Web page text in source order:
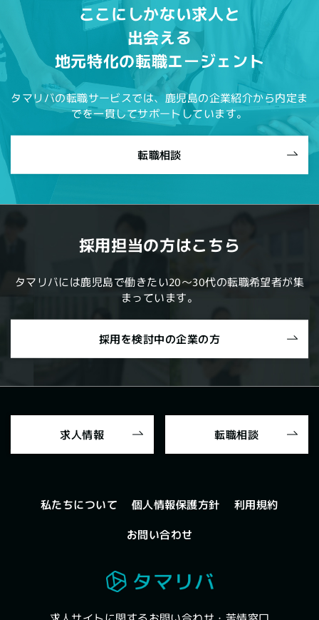
ここにしかない求人と
出会える
地元特化の転職エージェント
タマリバの転職サービスでは、鹿児島の企業紹介から内定ま
でを一貫してサポートしています。
転職相談
採用担当の方はこちら
タマリバには鹿児島で働きたい20～30代の転職希望者が集
まっています。
採用を検討中の企業の方
求人情報 転職相談
私たちについて 個人情報保護方針 利用規約
お問い合わせ